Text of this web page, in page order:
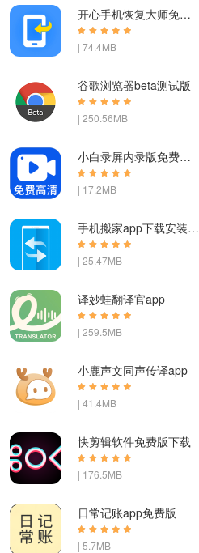
开心手机恢复大师免费版官网下载
| 74.4MB
谷歌浏览器beta测试版
| 250.56MB
小白录屏内录版免费版app
| 17.2MB
手机搬家app下载安装最新版本
| 25.47MB
译妙蛙翻译官app
| 259.5MB
小鹿声文同声传译app
| 41.4MB
快剪辑软件免费版下载
| 176.5MB
日常记账app免费版
| 5.7MB